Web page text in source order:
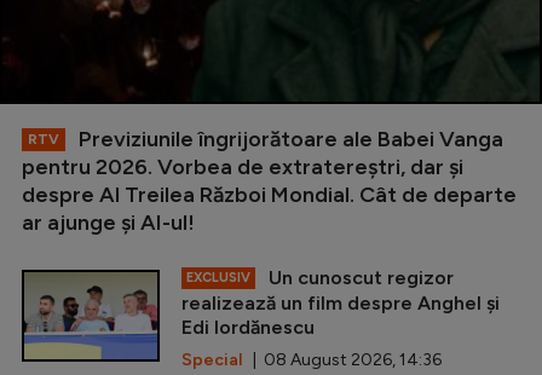
RTV
Previziunile îngrijorătoare ale Babei Vanga
pentru 2026. Vorbea de extratereștri, dar și
despre Al Treilea Război Mondial. Cât de departe
ar ajunge și AI-ul!
EXCLUSIV
Un cunoscut regizor
realizează un film despre Anghel și
Edi Iordănescu
Special | 08 August 2026, 14:36